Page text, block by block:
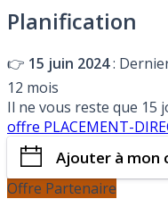
Planification
👉 15 juin 2024:
12 mois
Il ne vous reste que 15
offre PLACEMENT-
Ajouter à mon
Offre Partenaire